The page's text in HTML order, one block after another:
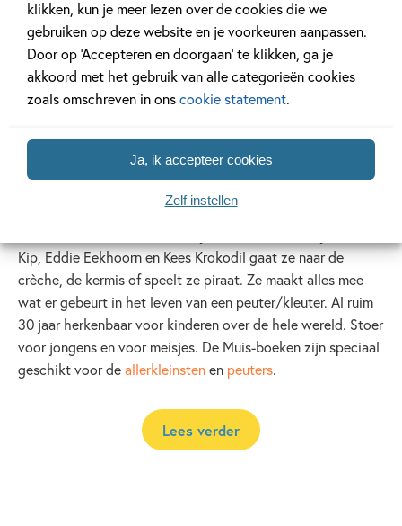
klikken, kun je meer lezen over de cookies die we
gebruiken op deze website en je voorkeuren aanpassen.
Door op ‘Accepteren en doorgaan’ te klikken, ga je
akkoord met het gebruik van alle categorieën cookies
zoals omschreven in onscookie statement.
Ja, ik accepteer cookies
Zelf instellen
Muis
Muis woont op de boerderij. Ze rijdt op haar tractor, voert
Kip, Eddie Eekhoorn en Kees Krokodil gaat ze naar de
crèche, de kermis of speelt ze piraat. Ze maakt alles mee
wat er gebeurt in het leven van een peuter/kleuter. Al ruim
30 jaar herkenbaar voor kinderen over de hele wereld. Stoer
voor jongens en voor meisjes. De Muis-boeken zijn speciaal
geschikt voor deallerkleinstenen peuters.
Lees verder